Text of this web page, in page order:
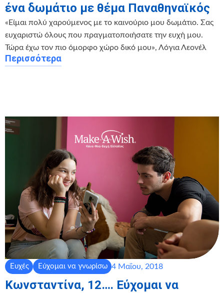
ένα δωμάτιο με θέμα Παναθηναϊκός
«Είμαι πολύ χαρούμενος με το καινούριο μου δωμάτιο. Σας
ευχαριστώ όλους που πραγματοποιήσατε την ευχή μου.
Τώρα έχω τον πιο όμορφο χώρο δικό μου», Λόγια Λεονέλ
Περισσότερα
Ευχές Εύχομαι να γνωρίσω 4 Μαΐου, 2018
Κωνσταντίνα, 12…. Εύχομαι να